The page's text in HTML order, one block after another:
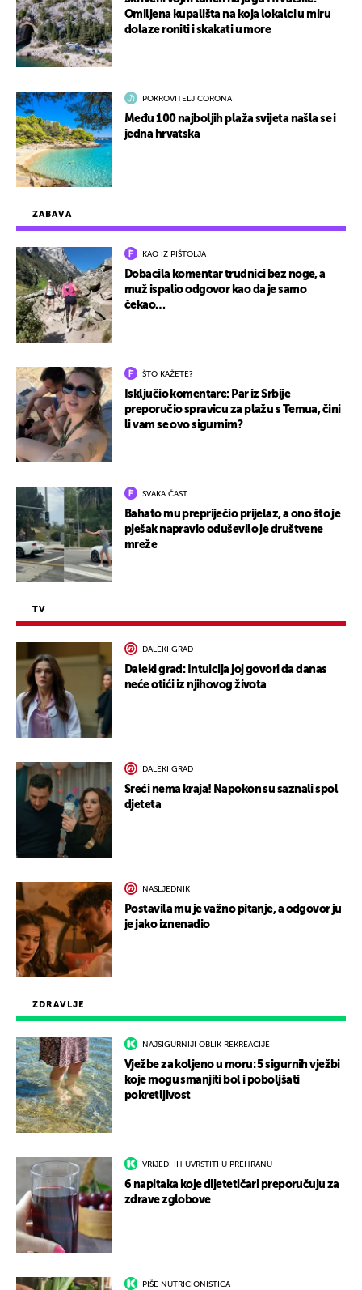
ZDRAVLJE
NAJSIGURNIJI OBLIK REKREACIJE
Vježbe za koljeno u moru: 5 sigurnih vježbi
koje mogu smanjiti bol i poboljšati
pokretljivost
VRIJEDI IH UVRSTITI U PREHRANU
6 napitaka koje dijetetičari preporučuju za
zdrave zglobove
PIŠE NUTRICIONISTICA
ZABAVA
KAO IZ PIŠTOLJA
Dobacila komentar trudnici bez noge, a
muž ispalio odgovor kao da je samo
čekao…
ŠTO KAŽETE?
Isključio komentare: Par iz Srbije
preporučio spravicu za plažu s Temua, čini
li vam se ovo sigurnim?
SVAKA ČAST
Bahato mu prepriječio prijelaz, a ono što je
pješak napravio oduševilo je društvene
mreže
TV
DALEKI GRAD
Daleki grad: Intuicija joj govori da danas
neće otići iz njihovog života
DALEKI GRAD
Sreći nema kraja! Napokon su saznali spol
djeteta
NASLJEDNIK
Postavila mu je važno pitanje, a odgovor ju
je jako iznenadio
Omiljena kupališta na koja lokalci u miru
dolaze roniti i skakati u more
POKROVITELJ CORONA
Među 100 najboljih plaža svijeta našla se i
jedna hrvatska